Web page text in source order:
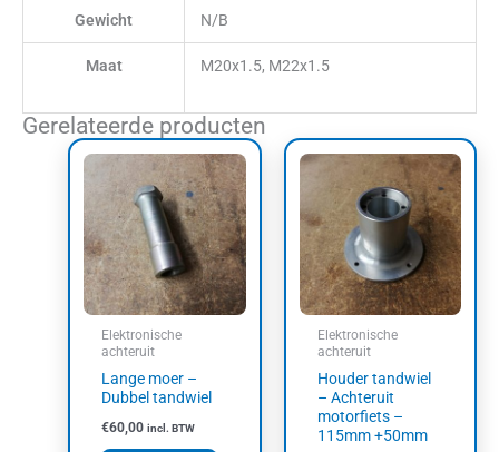
Gewicht N/B
Maat M20x1.5, M22x1.5
Gerelateerde producten
Elektronische
achteruit
Lange moer –
Dubbel tandwiel
€60,00 incl. BTW
Elektronische
achteruit
Houder tandwiel
– Achteruit
motorfiets –
115mm +50mm